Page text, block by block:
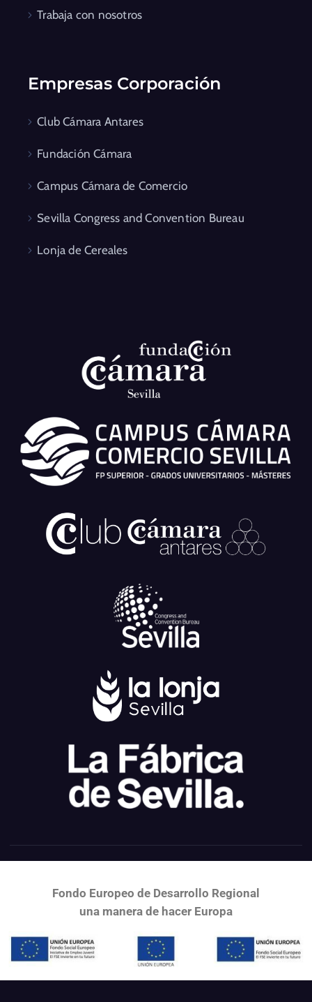
Trabaja con nosotros
Empresas Corporación
Club Cámara Antares
Fundación Cámara
Campus Cámara de Comercio
Sevilla Congress and Convention Bureau
Lonja de Cereales
Fondo Europeo de Desarrollo Regional
una manera de hacer Europa